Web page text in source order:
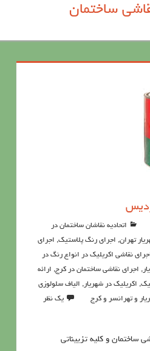
ساختمان
اتحادیه نقاشان ساختمان در
تهران, اجرای رنگ پلاستیک, اجرای
نقاشی اکریلیک در انواع رنگ در
, اجرای نقاشی ساختمان در کرج, ارائه
, اکريليک در شهریار, الیاف سلولوزی
و تهرانسر و کرج
یک نظر
ساختمان و کلیه تزییناتی